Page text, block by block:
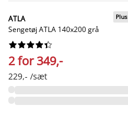
ATLA
Sengetøj ATLA 140x200 grå
Plus






2 for 349,-
229,- /sæt